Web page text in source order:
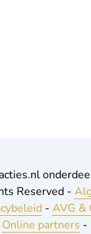
Reserved -
- AVG &
Online partners -